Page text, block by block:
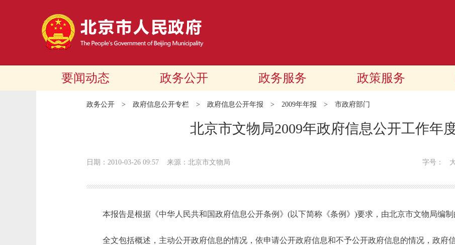
要闻动态 政务公开 政务服务 政策服务
政务公开 > 政府信息公开专栏 > 政府信息公开年报 > 2009年年报 > 市政府部门
北京市文物局2009年政府信息公开工作年
日期：2010-03-26 09:57 来源：北京市文物局 字号：
本报告是根据《中华人民共和国政府信息公开条例》(以下简称《条例》)要求，由北京市文物局编制
全文包括概述，主动公开政府信息的情况，依申请公开政府信息和不予公开政府信息的情况，政府